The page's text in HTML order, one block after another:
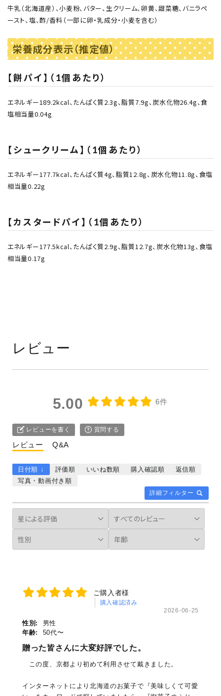
牛乳（北海道産）、小麦粉、バター、生クリーム、卵黄、甜菜糖、バニラペ
ースト、塩、酢/香料（一部に卵・乳成分・小麦を含む）
栄養成分表示（推定値）
【餅パイ】（1個あたり）
エネルギー189.2kcal、たんぱく質2.3g、脂質7.9g、炭水化物26.4g、食
塩相当量0.04g
【シュークリーム】（1個あたり）
エネルギー177.7kcal、たんぱく質4g、脂質12.8g、炭水化物11.8g、食塩
相当量0.22g
【カスタードパイ】（1個あたり）
エネルギー177.5kcal、たんぱく質2.9g、脂質12.7g、炭水化物13g、食塩
相当量0.17g
レビュー
5.00 6件
レビューを書く 質問する
レビュー Q&A
詳細フィルター
日付順 ↓ 評価順 いいね数順 購入確認順
返信順
写真・動画付き順
ご購入者様
購入確認済み
2026-06-25
性別:
男性
年齢:
50代〜
贈った皆さんに大変好評でした。
この度、京都より初めて利用させて戴きました。
インターネットにより北海道のお菓子で『美味しくて可愛